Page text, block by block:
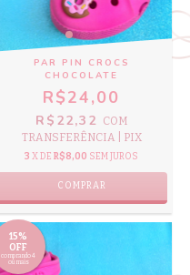
PAR PIN CROCS
CHOCOLATE
R$24,00
R$22,32 COM
TRANSFERÊNCIA | PIX
3 X DE R$8,00 SEM JUROS
COMPRAR
15%
OFF
comprando 4
ou mais